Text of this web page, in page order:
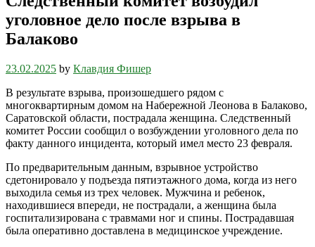
уголовное дело после взрыва в
Балаково
23.02.2025 by Клавдия Фишер
В результате взрыва, произошедшего рядом с
многоквартирным домом на Набережной Леонова в Балаково,
Саратовской области, пострадала женщина. Следственный
комитет России сообщил о возбуждении уголовного дела по
факту данного инцидента, который имел место 23 февраля.
По предварительным данным, взрывное устройство
сдетонировало у подъезда пятиэтажного дома, когда из него
выходила семья из трех человек. Мужчина и ребенок,
находившиеся впереди, не пострадали, а женщина была
госпитализирована с травмами ног и спины. Пострадавшая
была оперативно доставлена в медицинское учреждение.